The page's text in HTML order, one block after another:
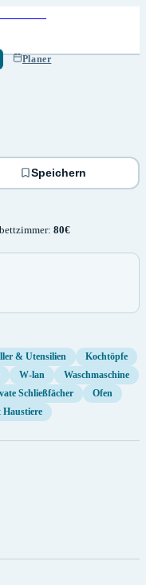
Planer
Speichern
: 80€
& Utensilien
Kochtöpfe
W-lan
Waschmaschine
Schließfächer
Ofen